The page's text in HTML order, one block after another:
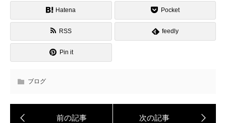
Hatena Pocket
RSS feedly
Pin it
ブログ